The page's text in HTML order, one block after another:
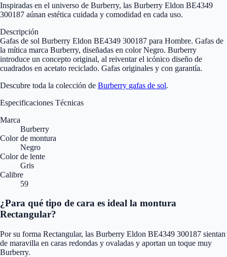
Inspiradas en el universo de Burberry, las Burberry Eldon BE4349
300187 aúnan estética cuidada y comodidad en cada uso.
Descripción
Gafas de sol Burberry Eldon BE4349 300187 para Hombre. Gafas de
la mítica marca Burberry, diseñadas en color Negro. Burberry
introduce un concepto original, al reiventar el icónico diseño de
cuadrados en acetato reciclado. Gafas originales y con garantía.
Descubre toda la colección de Burberry gafas de sol.
Especificaciones Técnicas
Marca
Burberry
Color de montura
Negro
Color de lente
Gris
Calibre
59
¿Para qué tipo de cara es ideal la montura
Rectangular?
Por su forma Rectangular, las Burberry Eldon BE4349 300187 sientan
de maravilla en caras redondas y ovaladas y aportan un toque muy
Burberry.